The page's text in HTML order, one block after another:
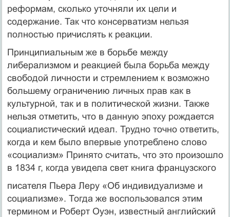
реформам, сколько уточняли их цели и
содержание. Так что консерватизм нельзя
полностью причислять к реакции.
Принципиальным же в борьбе между
либерализмом и реакцией была борьба между
свободой личности и стремлением к возможно
большему ограничению личных прав как в
культурной, так и в политической жизни. Также
нельзя отметить, что в данную эпоху рождается
социалистический идеал. Трудно точно ответить,
когда и кем было впервые употреблено слово
«социализм» Принято считать, что это произошло
в 1834 г, когда увидела свет книга французского
писателя Пьера Леру «Об индивидуализме и
социализме». Тогда же воспользовался этим
термином и Роберт Оуэн, известный английский